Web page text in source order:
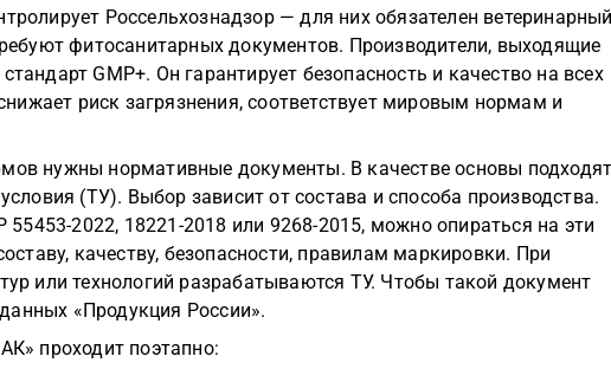
Россельхознадзор — для них обязателен ветеринарный
фитосанитарных документов. Производители, выходящие
GMP+. Он гарантирует безопасность и качество на всех
риск загрязнения, соответствует мировым нормам и
нужны нормативные документы. В качестве основы подходят
(ТУ). Выбор зависит от состава и способа производства.
55453-2022, 18221-2018 или 9268-2015, можно опираться на эти
качеству, безопасности, правилам маркировки. При
или технологий разрабатываются ТУ. Чтобы такой документ
«Продукция России».
проходит поэтапно: